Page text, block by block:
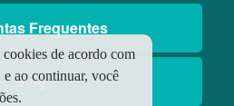
Frequentes
Blog
de acordo com
e ao continuar, você